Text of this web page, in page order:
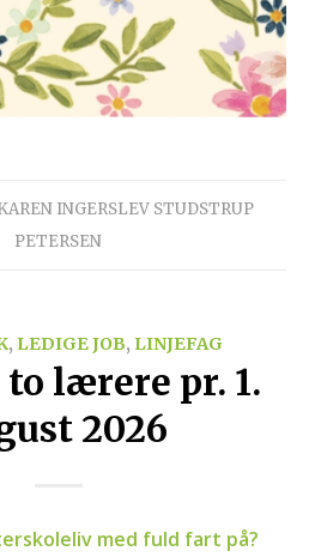
INGERSLEV STUDSTRUP
PETERSEN
, LEDIGE JOB, LINJEFAG
to lærere pr. 1.
2026
med fuld fart på?